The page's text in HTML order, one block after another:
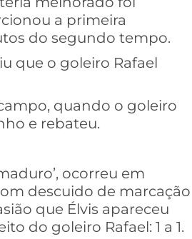
a primeira
do segundo tempo.
que o goleiro Rafael
quando o goleiro
e rebateu.
ocorreu em
descuido de marcação
que Élvis apareceu
do goleiro Rafael: 1 a 1.